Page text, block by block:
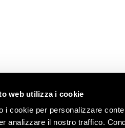
web utilizza i cookie
i cookie per personalizzare
analizzare il nostro traffico.
UFFICI E
SHOWROOM